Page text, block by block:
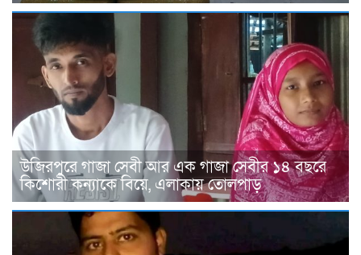
উজিরপুরে গাজা সেবী আর এক গাজা সেবীর ১৪ বছরে
কিশোরী কন্যাকে বিয়ে, এলাকায় তোলপাড়